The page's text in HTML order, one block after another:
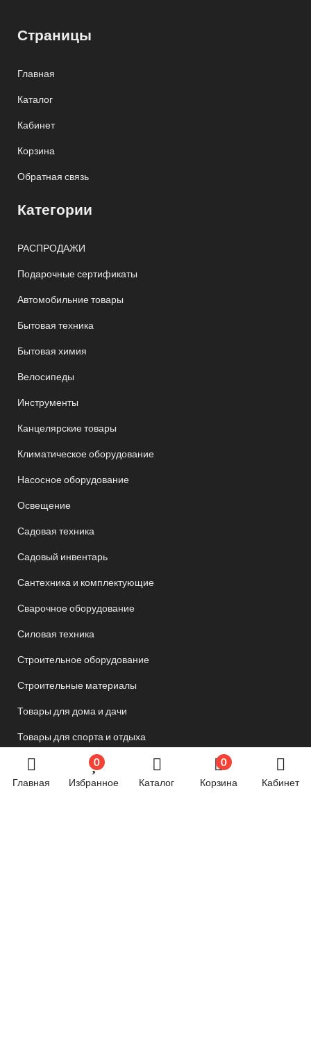
Главная
0
Избранное Каталог
0
Корзина Кабинет
Страницы
Главная
Каталог
Кабинет
Корзина
Обратная связь
Категории
РАСПРОДАЖИ
Подарочные сертификаты
Автомобильние товары
Бытовая техника
Бытовая химия
Велосипеды
Инструменты
Канцелярские товары
Климатическое оборудование
Насосное оборудование
Освещение
Садовая техника
Садовый инвентарь
Сантехника и комплектующие
Сварочное оборудование
Силовая техника
Строительное оборудование
Строительные материалы
Товары для дома и дачи
Товары для спорта и отдыха
Хозяйственные товары
Электрика